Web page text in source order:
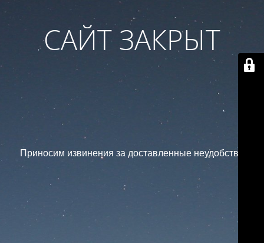
САЙТ ЗАКРЫТ
Приносим извинения за доставленные неудобства